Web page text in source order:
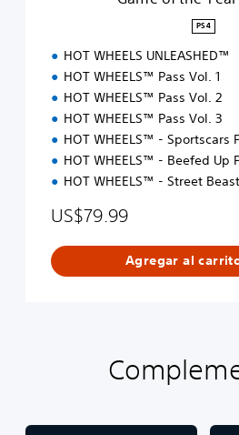
PS4
HOT WHEELS UNLEASHED™
HOT WHEELS™ Pass Vol. 1
HOT WHEELS™ Pass Vol. 2
HOT WHEELS™ Pass Vol. 3
HOT WHEELS™ - Sportscars
HOT WHEELS™ - Beefed Up
HOT WHEELS™ - Street
US$79.99
Agregar al